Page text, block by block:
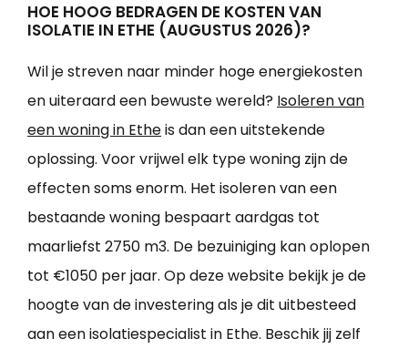
HOE HOOG BEDRAGEN DE KOSTEN VAN
ISOLATIE IN ETHE (AUGUSTUS 2026)?
Wil je streven naar minder hoge energiekosten
en uiteraard een bewuste wereld? Isoleren van
een woning in Etheis dan een uitstekende
oplossing. Voor vrijwel elk type woning zijn de
effecten soms enorm. Het isoleren van een
bestaande woning bespaart aardgas tot
maarliefst 2750 m3. De bezuiniging kan oplopen
tot €1050 per jaar. Op deze website bekijk je de
hoogte van de investering als je dit uitbesteed
aan een isolatiespecialist in Ethe. Beschik jij zelf